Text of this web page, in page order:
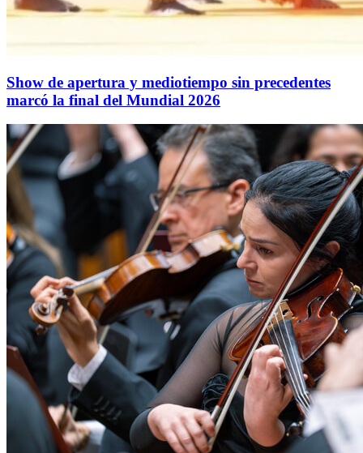
Show de apertura y mediotiempo sin precedentes
marcó la final del Mundial 2026